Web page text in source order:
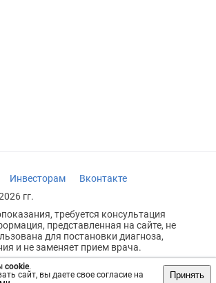
cookie.
сайт, вы даете свое согласие на
Принять
Инвесторам
Вконтакте
гг.
требуется консультация
представленная на сайте, не
для постановки диагноза,
и не заменяет прием врача.
18+